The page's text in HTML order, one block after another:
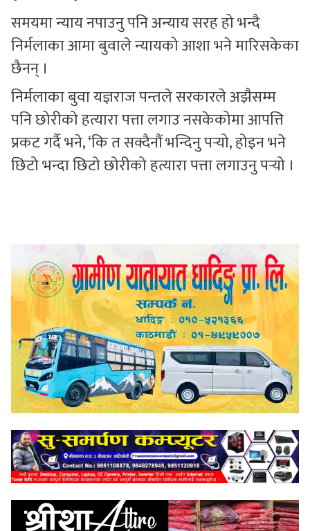
समयमा न्याय नपाउनु पनि अन्याय सरह हो भन्दै
निर्मलाका आमा बुवाले न्यायको आशा भने मारिसकेका
छैनन् ।
निर्मलाका बुवा यज्ञराज पन्तले सरकारले अझैसम्म
पनि छोरीको हत्यारा पत्ता लगाउ नसकेकोमा आपत्ति
प्रकट गर्दै भने, ‘कि त सक्दैनौं भन्दिनु पर्‍यो, होइन भने
छिटो भन्दा छिटो छोरीको हत्यारा पत्ता लगाउनु पर्‍यो ।